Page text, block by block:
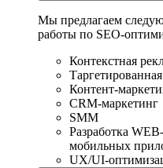
Мы предлагаем
работы по SEO-
Контекстная
Контент-
CRM-маркетинг
SMM
Разработка
мобильных
UX/UI-